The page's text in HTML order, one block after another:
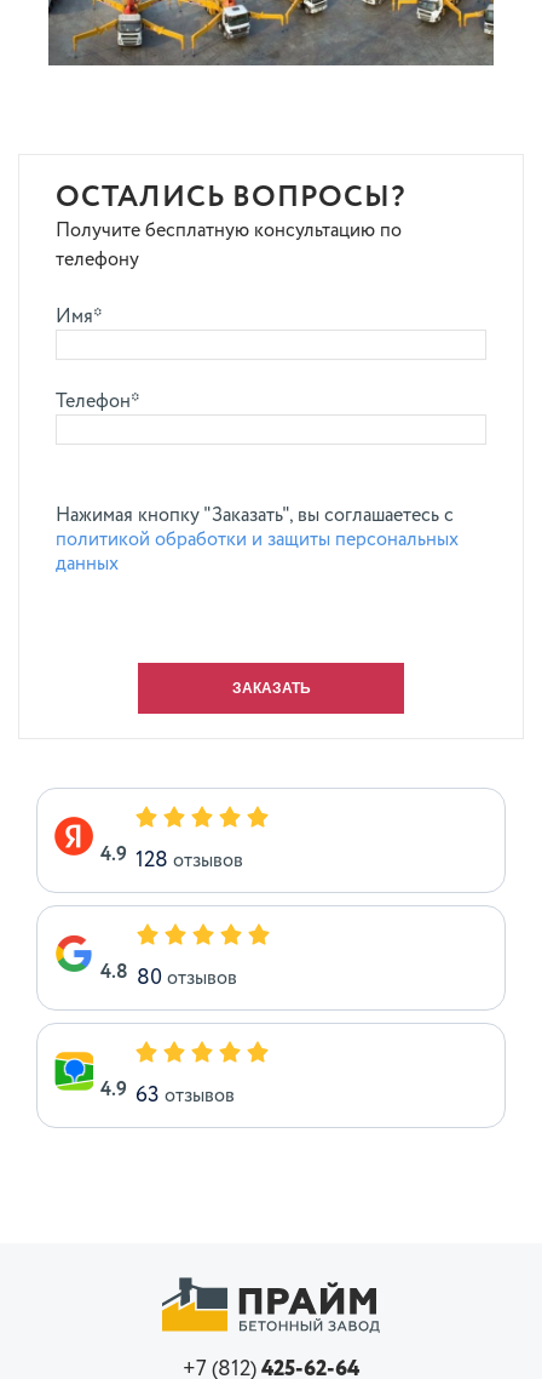
ОСТАЛИСЬ ВОПРОСЫ?
Получите бесплатную консультацию по
телефону
Имя*
Телефон*
Нажимая кнопку "Заказать", вы соглашаетесь с
политикой обработки и защиты персональных
данных
4.9 128 отзывов
4.8 80 отзывов
4.9 63 отзывов
+7 (812) 425-62-64